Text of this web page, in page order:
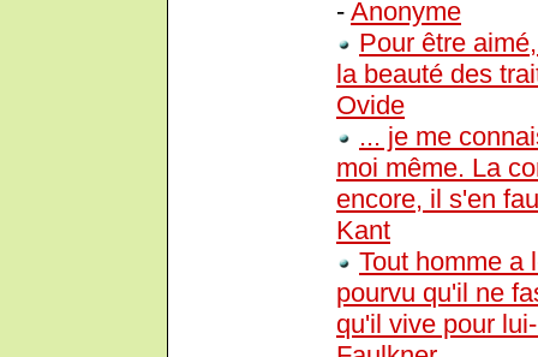
- Anonyme
Pour être
la beauté des
Ovide
... je me
moi même. La
encore, il s'en
Kant
Tout homme a
pourvu qu'il ne
qu'il vive pour